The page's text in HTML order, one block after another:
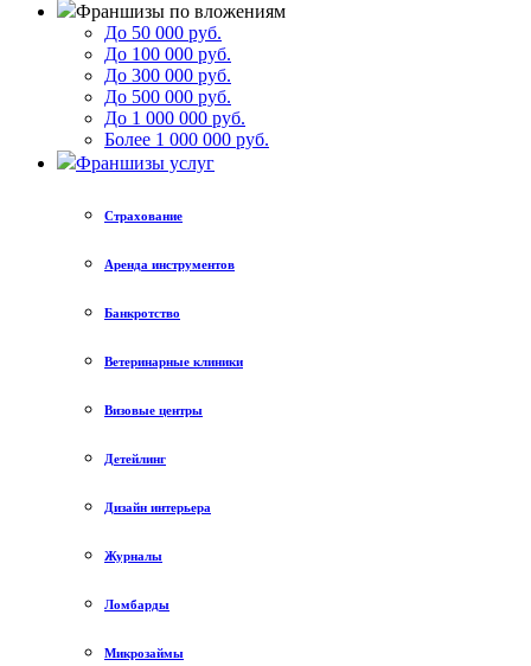
Франшизы по вложениям
До 50 000 руб.
До 100 000 руб.
До 300 000 руб.
До 500 000 руб.
До 1 000 000 руб.
Более 1 000 000 руб.
Франшизы услуг
Страхование
Аренда инструментов
Банкротство
Ветеринарные клиники
Визовые центры
Детейлинг
Дизайн интерьера
Журналы
Ломбарды
Микрозаймы